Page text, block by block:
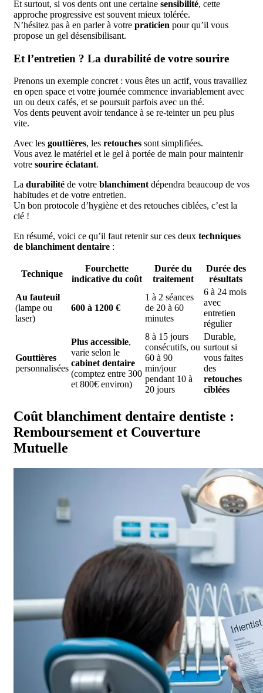
Et surtout, si vos dents ont une certaine sensibilité, cette
approche progressive est souvent mieux tolérée.
N’hésitez pas à en parler à votre praticien pour qu’il vous
propose un gel désensibilisant.
Et l’entretien ? La durabilité de votre sourire
Prenons un exemple concret : vous êtes un actif, vous travaillez
en open space et votre journée commence invariablement avec
un ou deux cafés, et se poursuit parfois avec un thé.
Vos dents peuvent avoir tendance à se re-teinter un peu plus
vite.
Avec les gouttières, les retouches sont simplifiées.
Vous avez le matériel et le gel à portée de main pour maintenir
votre sourire éclatant.
La durabilité de votre blanchiment dépendra beaucoup de vos
habitudes et de votre entretien.
Un bon protocole d’hygiène et des retouches ciblées, c’est la
clé !
En résumé, voici ce qu’il faut retenir sur ces deux techniques
de blanchiment dentaire :
Technique
Fourchette
indicative du coût
Durée du
traitement
Durée des
résultats
Au fauteuil
(lampe ou
laser)
600 à 1200 €
1 à 2 séances
de 20 à 60
minutes
6 à 24 mois
avec
entretien
régulier
Gouttières
personnalisées
Plus accessible,
varie selon le
cabinet dentaire
(comptez entre 300
et 800€ environ)
8 à 15 jours
consécutifs, ou
60 à 90
min/jour
pendant 10 à
20 jours
Durable,
surtout si
vous faites
des
retouches
ciblées
Coût blanchiment dentaire dentiste :
Remboursement et Couverture
Mutuelle